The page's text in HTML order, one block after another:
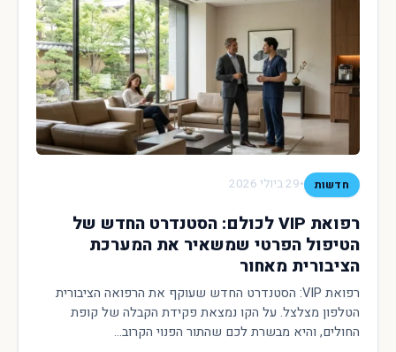
חדשות •29 ביולי 2026
רפואת VIP לכולם: הסטנדרט החדש של
הטיפול הפרטי שמשאיר את המערכת
הציבורית מאחור
רפואת VIP: הסטנדרט החדש שעוקף את הרפואה הציבורית
הטלפון מצלצל. על הקו נמצאת פקידת הקבלה של קופת
החולים, והיא מבשרת לכם שהתור הפנוי הקרוב...